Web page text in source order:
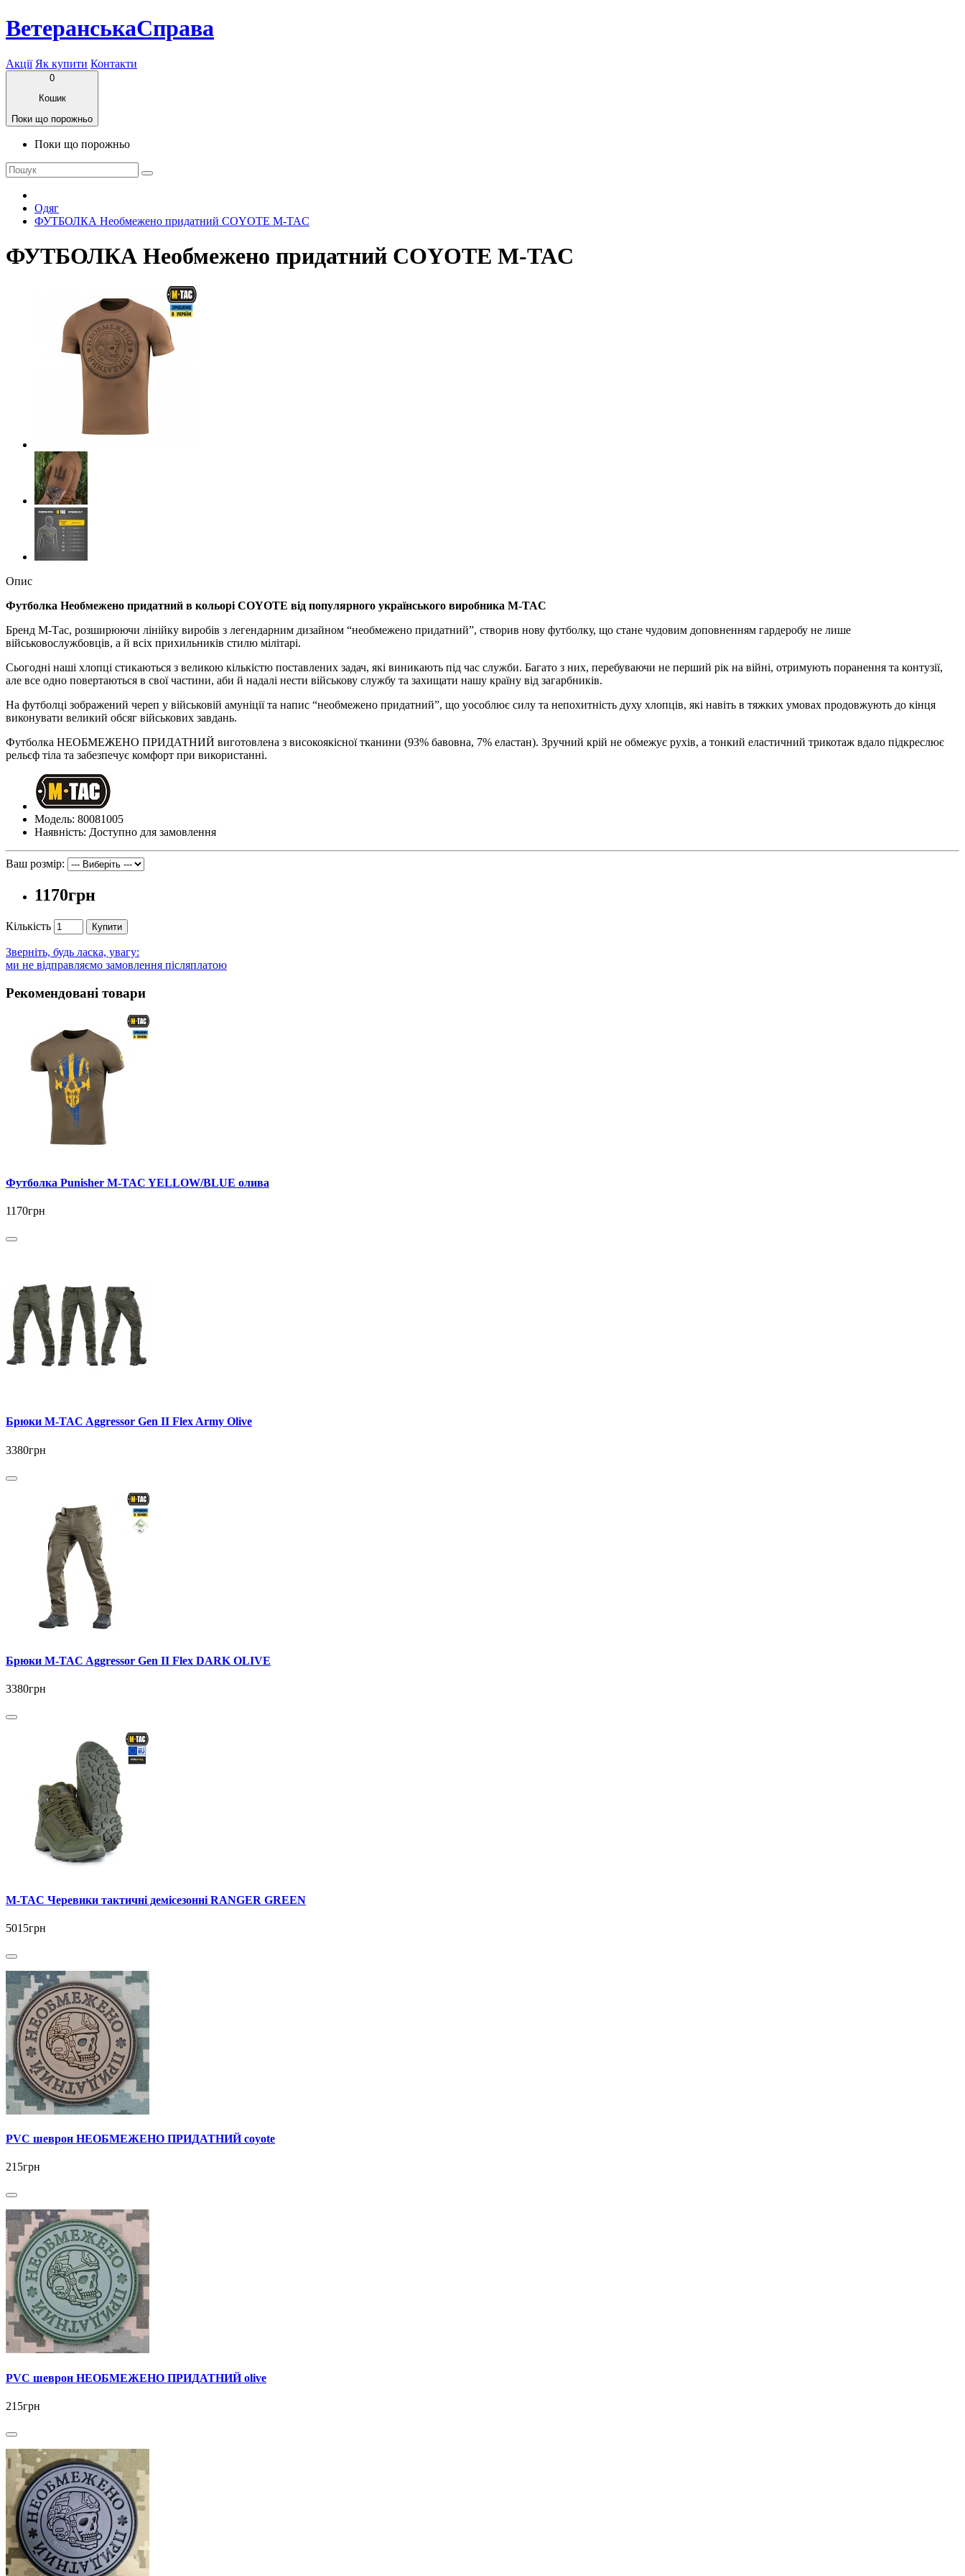
ВетеранськаСправа
Акції Як купити Контакти
0
Кошик
Поки що порожньо
Поки що порожньо
Одяг
ФУТБОЛКА Необмежено придатний COYOTE M-TAC
ФУТБОЛКА Необмежено придатний COYOTE M-TAC
Опис
Футболка Необмежено придатний в кольорі COYOTE від популярного українського виробника M-TAC
Бренд М-Тас, розширюючи лінійку виробів з легендарним дизайном “необмежено придатний”, створив нову футболку, що стане чудовим доповненням гардеробу не лише
військовослужбовців, а й всіх прихильників стилю мілітарі.
Сьогодні наші хлопці стикаються з великою кількістю поставлених задач, які виникають під час служби. Багато з них, перебуваючи не перший рік на війні, отримують поранення та контузії,
але все одно повертаються в свої частини, аби й надалі нести військову службу та захищати нашу країну від загарбників.
На футболці зображений череп у військовій амуніції та напис “необмежено придатний”, що уособлює силу та непохитність духу хлопців, які навіть в тяжких умовах продовжують до кінця
виконувати великий обсяг військових завдань.
Футболка НЕОБМЕЖЕНО ПРИДАТНИЙ виготовлена з високоякісної тканини (93% бавовна, 7% еластан). Зручний крій не обмежує рухів, а тонкий еластичний трикотаж вдало підкреслює
рельєф тіла та забезпечує комфорт при використанні.
Модель: 80081005
Наявність: Доступно для замовлення
Ваш розмір:
1170грн
Кількість Купити
Зверніть, будь ласка, увагу:
ми не відправляємо замовлення післяплатою
Рекомендовані товари
Футболка Punisher M-TAC YELLOW/BLUE олива
1170грн
Брюки M-TAC Aggressor Gen ІІ Flex Army Olive
3380грн
Брюки M-TAC Aggressor Gen ІІ Flex DARK OLIVE
3380грн
M-TAC Черевики тактичні демісезонні RANGER GREEN
5015грн
PVC шеврон НЕОБМЕЖЕНО ПРИДАТНИЙ coyote
215грн
PVC шеврон НЕОБМЕЖЕНО ПРИДАТНИЙ olive
215грн